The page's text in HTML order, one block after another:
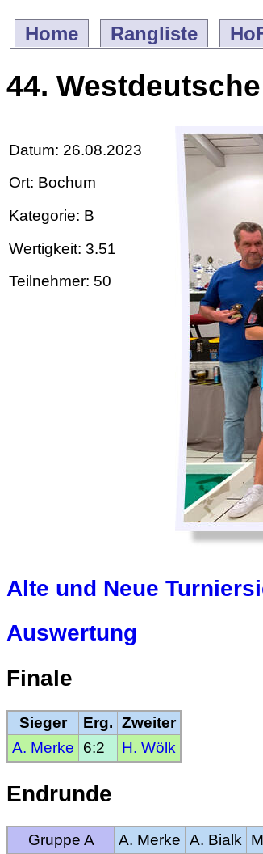
Home Rangliste
44.
Datum: 26.08.2023
Ort: Bochum
Kategorie: B
Wertigkeit: 3.51
Teilnehmer: 50
Alte und Neue
Auswertung
Finale
Sieger Erg. Zweiter
A. Merke
6:2 H. Wölk
Endrunde
Gruppe A A. Merke A. Bialk